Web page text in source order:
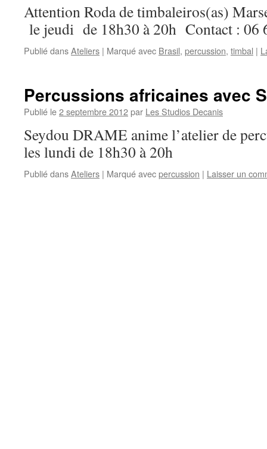
Attention Roda de timbaleiros(as)
le jeudi de 18h30 à 20h Contact : 06
Publié dansAteliers | Marqué avec Brasil, percussion, timbal |
Percussions africaines avec
Publié le2 septembre 2012par Les Studios Decanis
Seydou DRAME anime l’atelier de
les lundi de 18h30 à 20h
Publié dansAteliers | Marqué avecpercussion | Laisser un